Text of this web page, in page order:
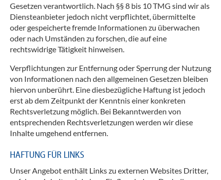
Gesetzen verantwortlich. Nach §§ 8 bis 10 TMG sind wir als
Diensteanbieter jedoch nicht verpflichtet, übermittelte
oder gespeicherte fremde Informationen zu überwachen
oder nach Umständen zu forschen, die auf eine
rechtswidrige Tätigkeit hinweisen.
Verpflichtungen zur Entfernung oder Sperrung der Nutzung
von Informationen nach den allgemeinen Gesetzen bleiben
hiervon unberührt. Eine diesbezügliche Haftung ist jedoch
erst ab dem Zeitpunkt der Kenntnis einer konkreten
Rechtsverletzung möglich. Bei Bekanntwerden von
entsprechenden Rechtsverletzungen werden wir diese
Inhalte umgehend entfernen.
HAFTUNG FÜR LINKS
Unser Angebot enthält Links zu externen Websites Dritter,